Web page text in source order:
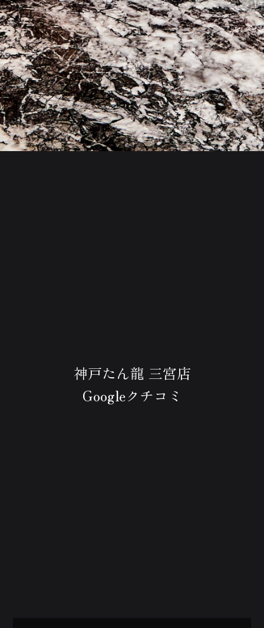
神戸たん龍 三宮店
Googleクチコミ